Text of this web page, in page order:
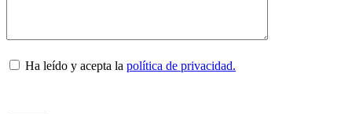
Ha leído y acepta la política de privacidad.